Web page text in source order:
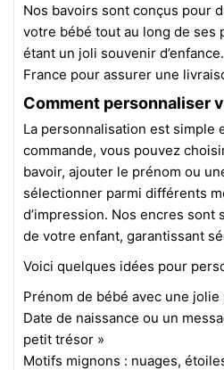
Nos bavoirs sont conçus pour
votre bébé tout au long de ses
étant un joli souvenir
France pour assurer une
Comment personnaliser
La personnalisation est simple
commande, vous pouvez
bavoir, ajouter le prénom ou
sélectionner parmi différents
d’impression. Nos encres sont
de votre enfant, garantissant
Voici quelques idées pour
Prénom de bébé avec une jolie
Date de naissance ou un
petit trésor »
Motifs mignons : nuages,